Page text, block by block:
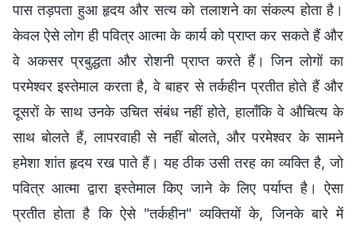
पास तड़पता हुआ हृदय और सत्य को तलाशने का संकल्प होता है।
केवल ऐसे लोग ही पवित्र आत्मा के कार्य को प्राप्त कर सकते हैं और
वे अकसर प्रबुद्धता और रोशनी प्राप्त करते हैं। जिन लोगों का
परमेश्वर इस्तेमाल करता है, वे बाहर से तर्कहीन प्रतीत होते हैं और
दूसरों के साथ उनके उचित संबंध नहीं होते, हालाँकि वे औचित्य के
साथ बोलते हैं, लापरवाही से नहीं बोलते, और परमेश्वर के सामने
हमेशा शांत हृदय रख पाते हैं। यह ठीक उसी तरह का व्यक्ति है, जो
पवित्र आत्मा द्वारा इस्तेमाल किए जाने के लिए पर्याप्त है। ऐसा
प्रतीत होता है कि ऐसे "तर्कहीन" व्यक्तियों के, जिनके बारे में